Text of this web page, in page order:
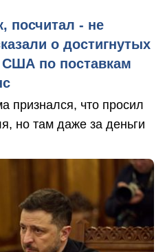
посчитал - не
о достигнутых
США по поставкам
признался, что просил
но там даже за деньги